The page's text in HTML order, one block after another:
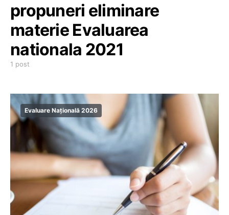
propuneri eliminare
materie Evaluarea
nationala 2021
1 post
Evaluare Națională 2026